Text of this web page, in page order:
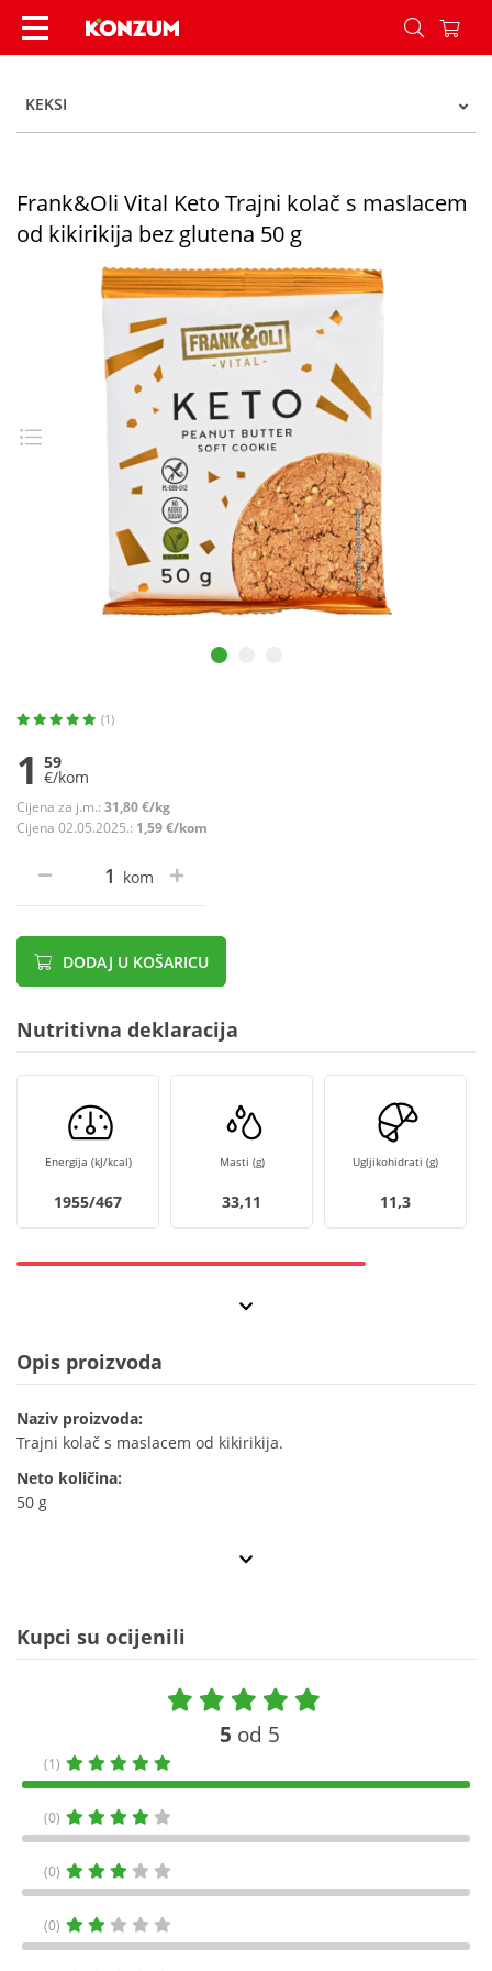
Frank&Oli Vital Keto Trajni kolač s maslacem od
KEKSI
Frank&Oli Vital Keto Trajni kolač s maslacem
od kikirikija bez glutena 50 g
(1)
1 59
€/kom
Cijena za j.m.: 31,80 €/kg
Cijena 02.05.2025.: 1,59 €/kom
kom
DODAJ U KOŠARICU
Nutritivna deklaracija
Energija (kJ/kcal)
1955/467
Masti (g)
33,11
Ugljikohidrati (g)
11,3
Opis proizvoda
Naziv proizvoda:
Trajni kolač s maslacem od kikirikija.
Neto količina:
50 g
Kupci su ocijenili
5 od 5
(1)
(0)
(0)
(0)